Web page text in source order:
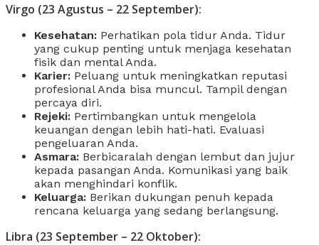
Virgo (23 Agustus – 22 September):
Kesehatan: Perhatikan pola tidur Anda. Tidur
yang cukup penting untuk menjaga kesehatan
fisik dan mental Anda.
Karier: Peluang untuk meningkatkan reputasi
profesional Anda bisa muncul. Tampil dengan
percaya diri.
Rejeki: Pertimbangkan untuk mengelola
keuangan dengan lebih hati-hati. Evaluasi
pengeluaran Anda.
Asmara: Berbicaralah dengan lembut dan jujur ​​
kepada pasangan Anda. Komunikasi yang baik
akan menghindari konflik.
Keluarga: Berikan dukungan penuh kepada
rencana keluarga yang sedang berlangsung.
Libra (23 September – 22 Oktober):